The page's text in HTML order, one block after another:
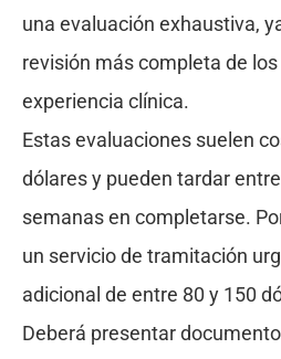
una evaluación exhaustiva,
revisión más completa de
experiencia clínica.
Estas evaluaciones suelen
dólares y pueden tardar
semanas en completarse.
un servicio de tramitación
adicional de entre 80 y 150
Deberá presentar